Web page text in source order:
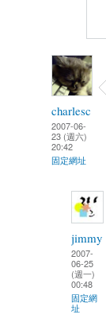
charlesc
2007-06-
23 (週六)
20:42
固定網址
jimmy
2007-
06-25
(週一)
00:48
固定網
址